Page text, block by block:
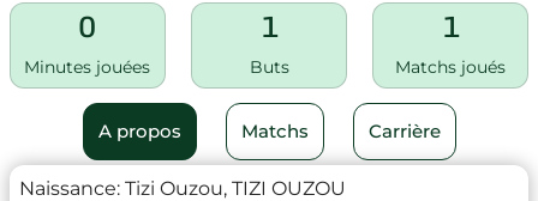
0
Minutes jouées
1
Buts
1
Matchs joués
A propos Matchs Carrière
Naissance: Tizi Ouzou, TIZI OUZOU